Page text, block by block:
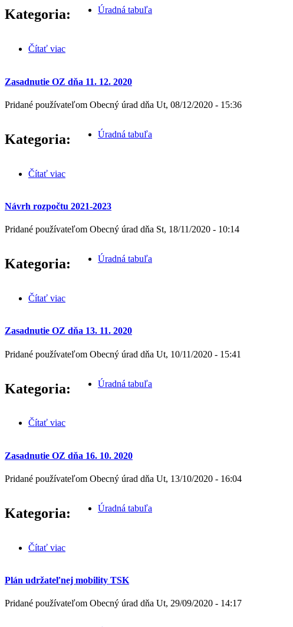
Kategoria: Úradná tabuľa
Čítať viac
Zasadnutie OZ dňa 11. 12. 2020
Pridané používateľom Obecný úrad dňa Ut, 08/12/2020 - 15:36
Kategoria: Úradná tabuľa
Čítať viac
Návrh rozpočtu 2021-2023
Pridané používateľom Obecný úrad dňa St, 18/11/2020 - 10:14
Kategoria: Úradná tabuľa
Čítať viac
Zasadnutie OZ dňa 13. 11. 2020
Pridané používateľom Obecný úrad dňa Ut, 10/11/2020 - 15:41
Kategoria: Úradná tabuľa
Čítať viac
Zasadnutie OZ dňa 16. 10. 2020
Pridané používateľom Obecný úrad dňa Ut, 13/10/2020 - 16:04
Kategoria: Úradná tabuľa
Čítať viac
Plán udržateľnej mobility TSK
Pridané používateľom Obecný úrad dňa Ut, 29/09/2020 - 14:17